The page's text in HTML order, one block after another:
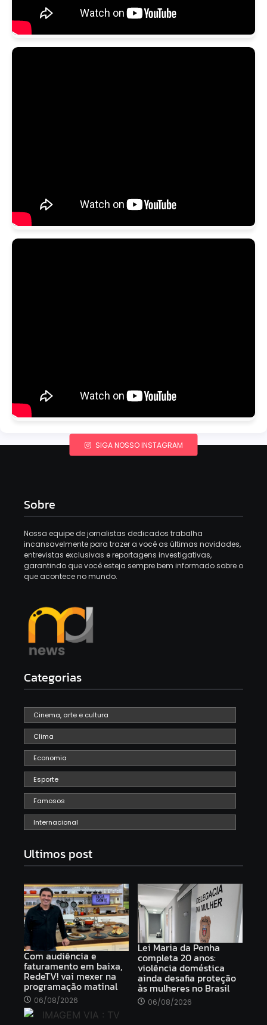
SIGA NOSSO INSTAGRAM
Sobre
Nossa equipe de jornalistas dedicados trabalha
incansavelmente para trazer a você as últimas novidades,
entrevistas exclusivas e reportagens investigativas,
garantindo que você esteja sempre bem informado sobre o
que acontece no mundo.
Categorias
Cinema, arte e cultura
Clima
Economia
Esporte
Famosos
Internacional
Ultimos post
Com audiência e
faturamento em baixa,
RedeTV! vai mexer na
programação matinal
06/08/2026
Lei Maria da Penha
completa 20 anos:
violência doméstica
ainda desafia proteção
às mulheres no Brasil
06/08/2026